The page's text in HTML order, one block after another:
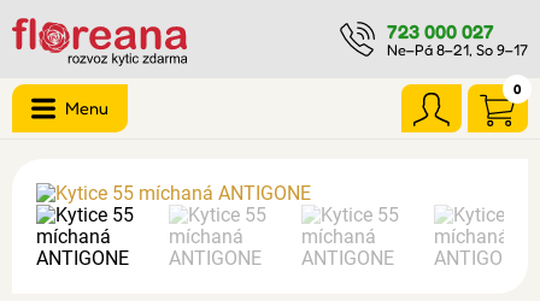
723 000 027
Ne–Pá 8–21, So 9–17
0
Menu